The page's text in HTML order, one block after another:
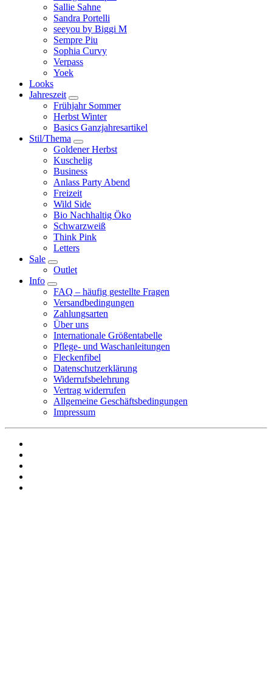
Sallie Sahne
Sandra Portelli
seeyou by Biggi M
Sempre Piu
Sophia Curvy
Verpass
Yoek
Looks
Jahreszeit
Frühjahr Sommer
Herbst Winter
Basics Ganzjahresartikel
Stil/Thema
Goldener Herbst
Kuschelig
Business
Anlass Party Abend
Freizeit
Wild Side
Bio Nachhaltig Öko
Schwarzweiß
Think Pink
Letters
Sale
Outlet
Info
FAQ – häufig gestellte Fragen
Versandbedingungen
Zahlungsarten
Über uns
Internationale Größentabelle
Pflege- und Waschanleitungen
Fleckenfibel
Datenschutzerklärung
Widerrufsbelehrung
Vertrag widerrufen
Allgemeine Geschäftsbedingungen
Impressum